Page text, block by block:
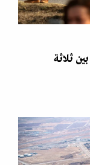
ثلاثة